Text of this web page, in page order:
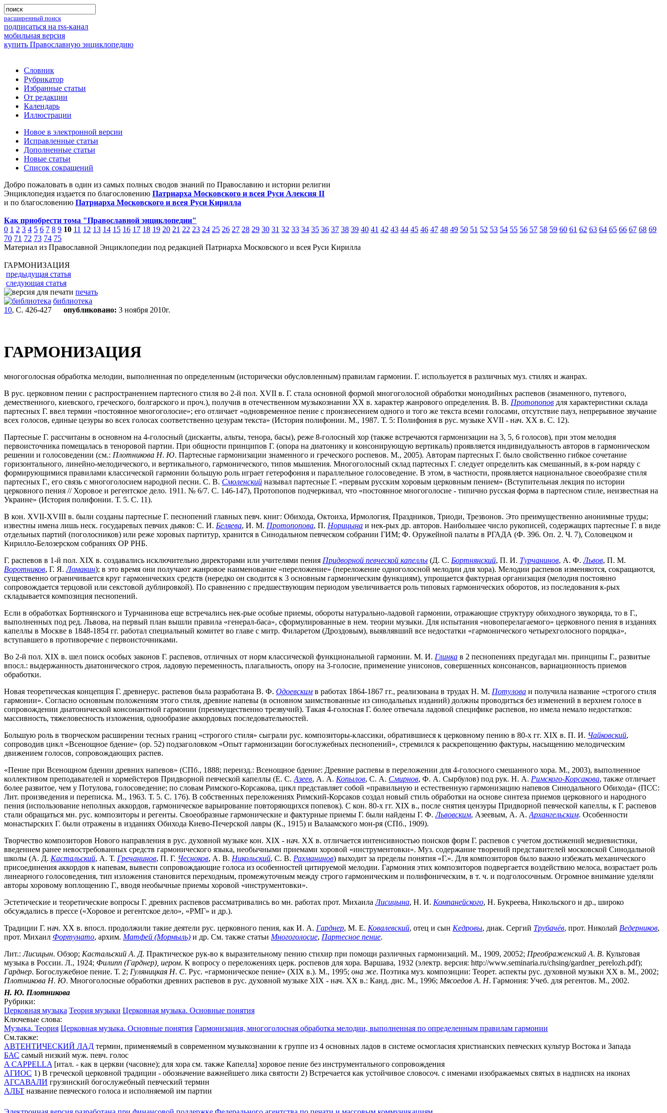
расширенный поиск
подписаться на rss-канал
мобильная версия
купить Православную энциклопедию
Словник
Рубрикатор
Избранные статьи
От редакции
Календарь
Иллюстрации
Новое в электронной версии
Исправленные статьи
Дополненные статьи
Новые статьи
Список сокращений
Добро пожаловать в один из самых полных сводов знаний по Православию и истории религии
Энциклопедия издается по благословению Патриарха Московского и всея Руси Алексия II
и по благословению Патриарха Московского и всея Руси Кирилла
Как приобрести тома "Православной энциклопедии"
0 1 2 3 4 5 6 7 8 9 10 11 12 13 14 15 16 17 18 19 20 21 22 23 24 25 26 27 28 29 30 31 32 33 34 35 36 37 38 39 40 41 42 43 44 45 46 47 48 49 50 51 52 53 54 55 56 57 58 59 60 61 62 63 64 65 66 67 68 69
70 71 72 73 74 75
Материал из Православной Энциклопедии под редакцией Патриарха Московского и всея Руси Кирилла
ГАРМОНИЗАЦИЯ
предыдущая статья
следующая статья
печать
библиотека
10, С. 426-427 опубликовано: 3 ноября 2010г.
ГАРМОНИЗАЦИЯ
многоголосная обработка мелодии, выполненная по определенным (исторически обусловленным) правилам гармонии. Г. используется в различных муз. стилях и жанрах.
В рус. церковном пении с распространением партесного стиля во 2-й пол. XVII в. Г. стала основной формой многоголосной обработки монодийных распевов (знаменного, путевого,
демественного, киевского, греческого, болгарского и проч.), получив в отечественном музыкознании ХХ в. характер жанрового определения. В. В. Протопопов для характеристики склада
партесных Г. ввел термин «постоянное многоголосие»; его отличает «одновременное пение с произнесением одного и того же текста всеми голосами, отсутствие пауз, непрерывное звучание
всех голосов, единые цезуры во всех голосах соответственно цезурам текста» (История полифонии. М., 1987. Т. 5: Полифония в рус. музыке XVII - нач. ХХ в. С. 12).
Партесные Г. рассчитаны в основном на 4-голосный (дисканты, альты, тенора, басы), реже 8-голосный хор (также встречаются гармонизации на 3, 5, 6 голосов), при этом мелодия
первоисточника помещалась в теноровой партии. При общности принципов Г. (опора на диатонику и консонирующую вертикаль) проявляется индивидуальность авторов в гармоническом
решении и голосоведении (см.: Плотникова Н. Ю. Партесные гармонизации знаменного и греческого роспевов. М., 2005). Авторам партесных Г. было свойственно гибкое сочетание
горизонтального, линейно-мелодического, и вертикального, гармонического, типов мышления. Многоголосный склад партесных Г. следует определить как смешанный, в к-ром наряду с
формирующимися правилами классической гармонии большую роль играет гетерофония и параллельное голосоведение. В этом, в частности, проявляется национальное своеобразие стиля
партесных Г., его связь с многоголосием народной песни. С. В. Смоленский называл партесные Г. «первым русским хоровым церковным пением» (Вступительная лекция по истории
церковного пения // Хоровое и регентское дело. 1911. № 6/7. С. 146-147), Протопопов подчеркивал, что «постоянное многоголосие - типично русская форма в партесном стиле, неизвестная на
Украине» (История полифонии. Т. 5. С. 11).
В кон. XVII-XVIII в. были созданы партесные Г. песнопений главных певч. книг: Обихода, Октоиха, Ирмология, Праздников, Триоди, Трезвонов. Это преимущественно анонимные труды;
известны имена лишь неск. государевых певчих дьяков: С. И. Беляева, И. М. Протопопова, П. Норицына и нек-рых др. авторов. Наибольшее число рукописей, содержащих партесные Г. в виде
отдельных партий (поголосников) или реже хоровых партитур, хранится в Синодальном певческом собрании ГИМ; Ф. Оружейной палаты в РГАДА (Ф. 396. Оп. 2. Ч. 7), Соловецком и
Кирилло-Белозерском собраниях ОР РНБ.
Г. распевов в 1-й пол. XIX в. создавались исключительно директорами или учителями пения Придворной певческой капеллы (Д. С. Бортнянский, П. И. Турчанинов, А. Ф.Львов, П. М.
Воротников, Г. Я.Ломакин); в это время они получают жанровое наименование «переложение» (переложение одноголосной мелодии для хора). Мелодии распевов изменяются, сокращаются,
существенно ограничивается круг гармонических средств (нередко он сводится к 3 основным гармоническим функциям), упрощается фактурная организация (мелодия постоянно
сопровождается терцовой или секстовой дублировкой). По сравнению с предшествующим периодом увеличивается роль типовых гармонических оборотов, из последования к-рых
складывается композиция песнопений.
Если в обработках Бортнянского и Турчанинова еще встречались нек-рые особые приемы, обороты натурально-ладовой гармонии, отражающие структуру обиходного звукоряда, то в Г.,
выполненных под ред. Львова, на первый план вышли правила «генерал-баса», сформулированные в нем. теории музыки. Для испытания «новоперелагаемого» церковного пения в изданиях
капеллы в Москве в 1848-1854 гг. работал специальный комитет во главе с митр. Филаретом (Дроздовым), выявлявший все недостатки «гармонического четырехголосного порядка»,
вступавшего в противоречие с первоисточниками.
Во 2-й пол. XIX в. шел поиск особых законов Г. распевов, отличных от норм классической функциональной гармонии. М. И. Глинка в 2 песнопениях предугадал мн. принципы Г., развитые
впосл.: выдержанность диатонического строя, ладовую переменность, плагальность, опору на 3-голосие, применение унисонов, совершенных консонансов, вариационность приемов
обработки.
Новая теоретическая концепция Г. древнерус. распевов была разработана В. Ф. Одоевским в работах 1864-1867 гг., реализована в трудах Н. М. Потулова и получила название «строгого стиля
гармонии». Согласно основным положениям этого стиля, древние напевы (в основном заимствованные из синодальных изданий) должны проводиться без изменений в верхнем голосе в
сопровождении диатонической консонантной гармонии (преимущественно трезвучий). Такая 4-голосная Г. более отвечала ладовой специфике распевов, но имела немало недостатков:
массивность, тяжеловесность изложения, однообразие аккордовых последовательностей.
Большую роль в творческом расширении тесных границ «строгого стиля» сыграли рус. композиторы-классики, обратившиеся к церковному пению в 80-х гг. XIX в. П. И. Чайковский,
сопроводив цикл «Всенощное бдение» (ор. 52) подзаголовком «Опыт гармонизации богослужебных песнопений», стремился к раскрепощению фактуры, насыщению мелодическим
движением голосов, сопровождающих распев.
«Пение при Всенощном бдении древних напевов» (СПб., 1888; переизд.: Всенощное бдение: Древние распевы в переложении для 4-голосного смешанного хора. М., 2003), выполненное
коллективом преподавателей и хормейстеров Придворной певческой капеллы (Е. С. Азеев, А. А. Копылов, С. А. Смирнов, Ф. А. Сырбулов) под рук. Н. А. Римского-Корсакова, также отличает
более развитое, чем у Потулова, голосоведение; по словам Римского-Корсакова, цикл представляет собой «правильную и естественную гармонизацию напевов Синодального Обихода» (ПСС:
Лит. произведения и переписка. М., 1963. Т. 5. С. 176). В собственных переложениях Римский-Корсаков создал новый стиль обработки на основе синтеза приемов церковного и народного
пения (использование неполных аккордов, гармоническое варьирование повторяющихся попевок). С кон. 80-х гг. XIX в., после снятия цензуры Придворной певческой капеллы, к Г. распевов
стали обращаться мн. рус. композиторы и регенты. Своеобразные гармонические и фактурные приемы Г. были найдены Г. Ф.Львовским, Азеевым, А. А. Архангельским. Особенности
монастырских Г. были отражены в изданиях Обихода Киево-Печерской лавры (К., 1915) и Валаамского мон-ря (СПб., 1909).
Творчество композиторов Нового направления в рус. духовной музыке кон. XIX - нач. ХХ в. отличается интенсивностью поисков форм Г. распевов с учетом достижений медиевистики,
введением ранее невостребованных средств гармонического языка, необычными приемами хоровой «инструментовки». Муз. содержание творений представителей московской Синодальной
школы (А. Д. Кастальский, А. Т. Гречанинов, П. Г. Чесноков, А. В. Никольский, С. В. Рахманинов) выходит за пределы понятия «Г.». Для композиторов было важно избежать механического
присоединения аккордов к напевам, вывести сопровождающие голоса из особенностей цитируемой мелодии. Гармония этих композиторов подвергается воздействию мелоса, возрастает роль
линеарного голосоведения, тип изложения становится переходным, промежуточным между строго гармоническим и полифоническим, в т. ч. и подголосочным. Огромное внимание уделяли
авторы хоровому воплощению Г., вводя необычные приемы хоровой «инструментовки».
Эстетические и теоретические вопросы Г. древних распевов рассматривались во мн. работах прот. МихаилаЛисицына, Н. И. Компанейского, Н. Букреева, Никольского и др., широко
обсуждались в прессе («Хоровое и регентское дело», «РМГ» и др.).
Традиции Г. нач. XX в. впосл. продолжили такие деятели рус. церковного пения, как И. А. Гарднер, М. Е. Ковалевский, отец и сын Кедровы, диак. Сергий Трубачёв, прот. Николай Ведерников,
прот. Михаил Фортунато, архим. Матфей (Мормыль) и др. См. также статьи Многоголосие, Партесное пение.
Лит.:Лисицын. Обзор; Кастальский А. Д. Практическое рук-во к выразительному пению стихир при помощи различных гармонизаций. М., 1909, 20052; Преображенский А. В. Культовая
музыка в России. Л., 1924; Филипп (Гарднер), иером. К вопросу о переложениях церк. роспевов для хора. Варшава, 1932 (электр. версия: http://www.seminaria.ru/chsing/gardner_perelozh.pdf);
Гарднер. Богослужебное пение. Т. 2; Гуляницкая Н. С. Рус. «гармоническое пение» (XIX в.). М., 1995; она же. Поэтика муз. композиции: Теорет. аспекты рус. духовной музыки XX в. М., 2002;
Плотникова Н. Ю. Многоголосные обработки древних распевов в рус. духовной музыке XIX - нач. ХХ в.: Канд. дис. М., 1996; Мясоедов А. Н. Гармония: Учеб. для регентов. М., 2002.
Н. Ю. Плотникова
Рубрики:
Церковная музыка Теория музыки Церковная музыка. Основные понятия
Ключевые слова:
Музыка. Теория Церковная музыка. Основные понятия Гармонизация, многоголосная обработка мелодии, выполненная по определенным правилам гармонии
См.также:
АВТЕНТИЧЕСКИЙ ЛАД термин, применяемый в современном музыкознании к группе из 4 основных ладов в системе осмогласия христианских певческих культур Востока и Запада
БАС самый низкий муж. певч. голос
A CAPPELLA [итал. - как в церкви (часовне); для хора см. также Капелла] хоровое пение без инструментального сопровождения
АГИОС 1) В греческой церковной традиции - обозначение важнейшего лика святости 2) Встречается как устойчивое словосоч. с именами изображаемых святых в надписях на иконах
АГСАВАЛИ грузинский богослужебный певческий термин
АЛЬТ название певческого голоса и исполняемой им партии